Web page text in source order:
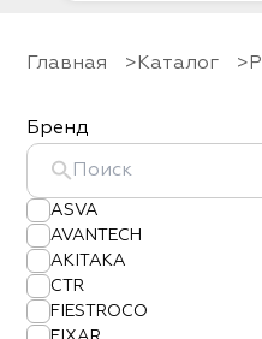
Главная Каталог
Бренд
ASVA
AVANTECH
AKITAKA
CTR
FIESTROCO